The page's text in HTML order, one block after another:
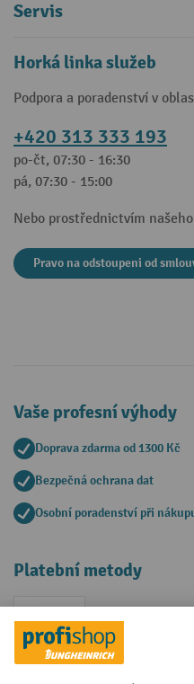
Servis
Horká linka služeb
Podpora a poradenství v
+420 313 333 193
po-čt, 07:30 - 16:30
pá, 07:30 - 15:00
Nebo prostřednictvím našeho
Pravo na odstoupeni od
Vaše profesní výhody
Doprava zdarma od 1300 Kč
Bezpečná ochrana dat
Osobní poradenství při
Platební metody
Faktura